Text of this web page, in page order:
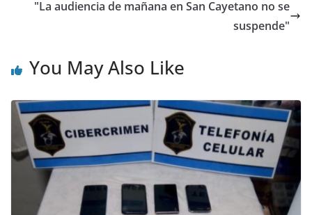
"La audiencia de mañana en San Cayetano no se
suspende"
You May Also Like